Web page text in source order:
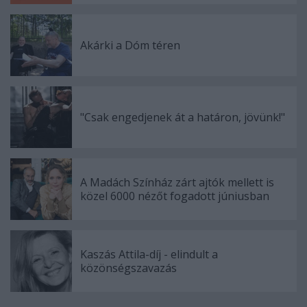
Akárki a Dóm téren
"Csak engedjenek át a határon, jövünk!"
A Madách Színház zárt ajtók mellett is
közel 6000 nézőt fogadott júniusban
Kaszás Attila-díj - elindult a
közönségszavazás